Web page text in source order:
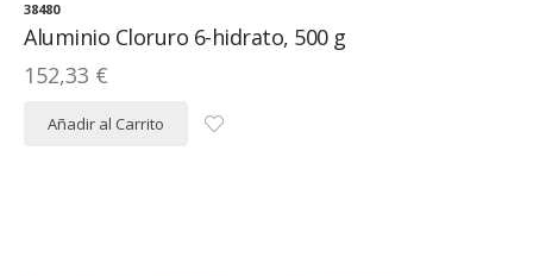
38480
Aluminio Cloruro 6-hidrato, 500 g
152,33 €
Añadir al Carrito